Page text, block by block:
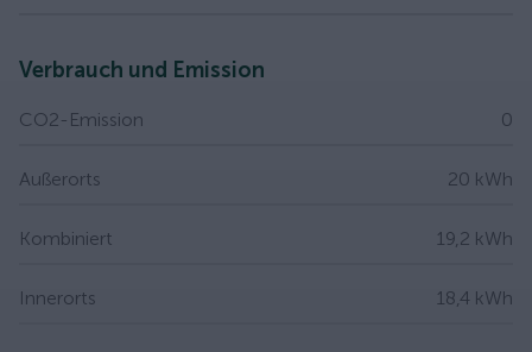
Verbrauch und Emission
CO2-Emission 0
Außerorts 20 kWh
Kombiniert 19,2 kWh
Innerorts 18,4 kWh